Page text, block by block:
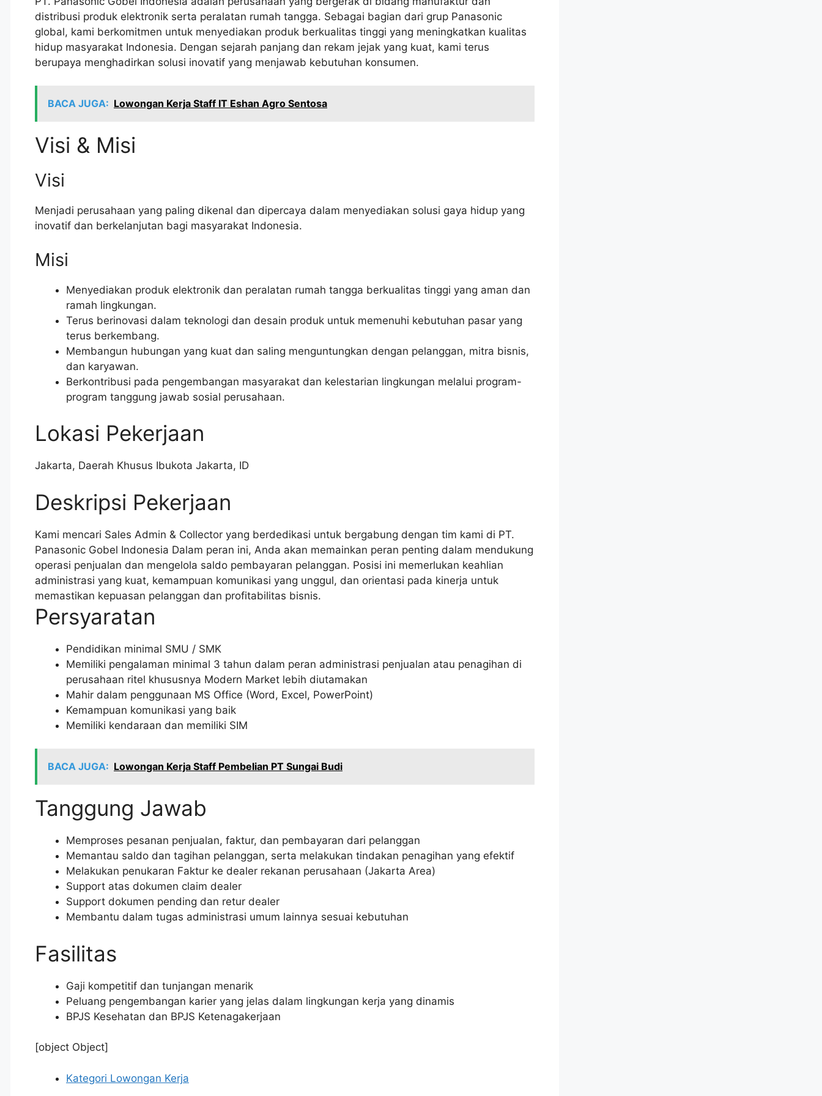
distribusi produk elektronik serta peralatan rumah tangga. Sebagai bagian dari grup Panasonic
global, kami berkomitmen untuk menyediakan produk berkualitas tinggi yang meningkatkan kualitas
hidup masyarakat Indonesia. Dengan sejarah panjang dan rekam jejak yang kuat, kami terus
berupaya menghadirkan solusi inovatif yang menjawab kebutuhan konsumen.
BACA JUGA: Lowongan Kerja Staff IT Eshan Agro Sentosa
Visi & Misi
Visi
Menjadi perusahaan yang paling dikenal dan dipercaya dalam menyediakan solusi gaya hidup yang
inovatif dan berkelanjutan bagi masyarakat Indonesia.
Misi
Menyediakan produk elektronik dan peralatan rumah tangga berkualitas tinggi yang aman dan
ramah lingkungan.
Terus berinovasi dalam teknologi dan desain produk untuk memenuhi kebutuhan pasar yang
terus berkembang.
Membangun hubungan yang kuat dan saling menguntungkan dengan pelanggan, mitra bisnis,
dan karyawan.
Berkontribusi pada pengembangan masyarakat dan kelestarian lingkungan melalui program-
program tanggung jawab sosial perusahaan.
Lokasi Pekerjaan
Jakarta, Daerah Khusus Ibukota Jakarta, ID
Deskripsi Pekerjaan
Kami mencari Sales Admin & Collector yang berdedikasi untuk bergabung dengan tim kami di PT.
Panasonic Gobel Indonesia Dalam peran ini, Anda akan memainkan peran penting dalam mendukung
operasi penjualan dan mengelola saldo pembayaran pelanggan. Posisi ini memerlukan keahlian
administrasi yang kuat, kemampuan komunikasi yang unggul, dan orientasi pada kinerja untuk
memastikan kepuasan pelanggan dan profitabilitas bisnis.
Persyaratan
Pendidikan minimal SMU / SMK
Memiliki pengalaman minimal 3 tahun dalam peran administrasi penjualan atau penagihan di
perusahaan ritel khususnya Modern Market lebih diutamakan
Mahir dalam penggunaan MS Office (Word, Excel, PowerPoint)
Kemampuan komunikasi yang baik
Memiliki kendaraan dan memiliki SIM
BACA JUGA: Lowongan Kerja Staff Pembelian PT Sungai Budi
Tanggung Jawab
Memproses pesanan penjualan, faktur, dan pembayaran dari pelanggan
Memantau saldo dan tagihan pelanggan, serta melakukan tindakan penagihan yang efektif
Melakukan penukaran Faktur ke dealer rekanan perusahaan (Jakarta Area)
Support atas dokumen claim dealer
Support dokumen pending dan retur dealer
Membantu dalam tugas administrasi umum lainnya sesuai kebutuhan
Fasilitas
Gaji kompetitif dan tunjangan menarik
Peluang pengembangan karier yang jelas dalam lingkungan kerja yang dinamis
BPJS Kesehatan dan BPJS Ketenagakerjaan
[object Object]
Kategori Lowongan Kerja